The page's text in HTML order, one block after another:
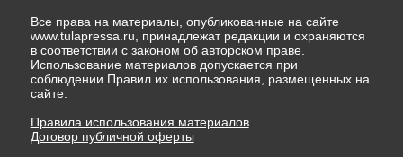
Все права на материалы, опубликованные на сайте
www.tulapressa.ru, принадлежат редакции и охраняются
в соответствии с законом об авторском праве.
Использование материалов допускается при
соблюдении Правил их использования, размещенных на
сайте.
Правила использования материалов
Договор публичной оферты